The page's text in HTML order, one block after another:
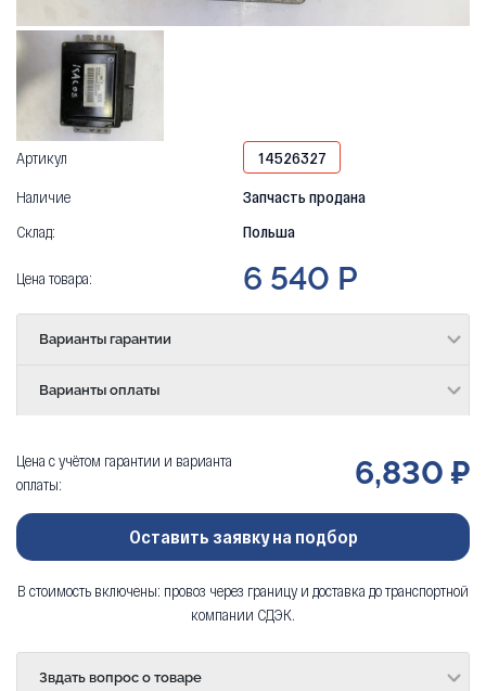
Артикул
14526327
Наличие
Запчасть продана
Склад:
Польша
Цена товара: 6 540 Р
Варианты гарантии
Варианты оплаты
Цена с учётом гарантии и варианта
оплаты:
6,830 ₽
Оставить заявку на подбор
В стоимость включены: провоз через границу и доставка до транспортной
компании СДЭК.
Звдать вопрос о товаре